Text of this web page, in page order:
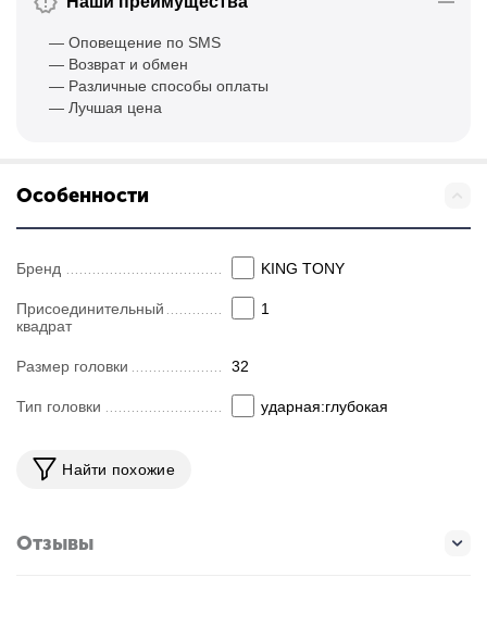
— Оповещение по SMS
— Возврат и обмен
— Различные способы оплаты
— Лучшая цена
Особенности
Бренд KING TONY
Присоединительный
квадрат
1
Размер головки 32
Тип головки ударная:глубокая
Найти похожие
Отзывы